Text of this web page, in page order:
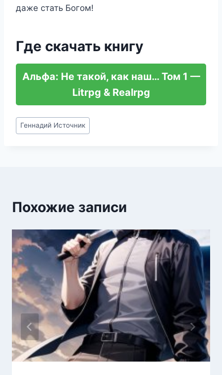
даже стать Богом!
Где скачать книгу
Альфа: Не такой, как наш… Том 1 —
Litrpg & Realrpg
Метки
записи:
Геннадий Источник
Похожие записи